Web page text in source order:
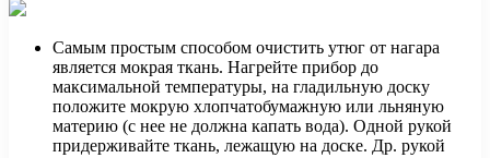
Самым простым способом очистить утюг от нагара
является мокрая ткань. Нагрейте прибор до
максимальной температуры, на гладильную доску
положите мокрую хлопчатобумажную или льняную
материю (с нее не должна капать вода). Одной рукой
придерживайте ткань, лежащую на доске. Др. рукой